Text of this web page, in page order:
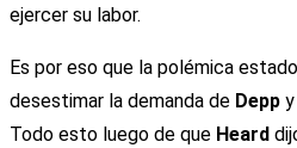
ejercer su labor.
Es por eso que la polémica
desestimar la demanda de Depp
Todo esto luego de que Heard